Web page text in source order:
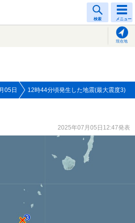
検索 メニュー
現在地
05日 12時44分頃発生した地震(最大震度3)
2025年07月05日12:47発表